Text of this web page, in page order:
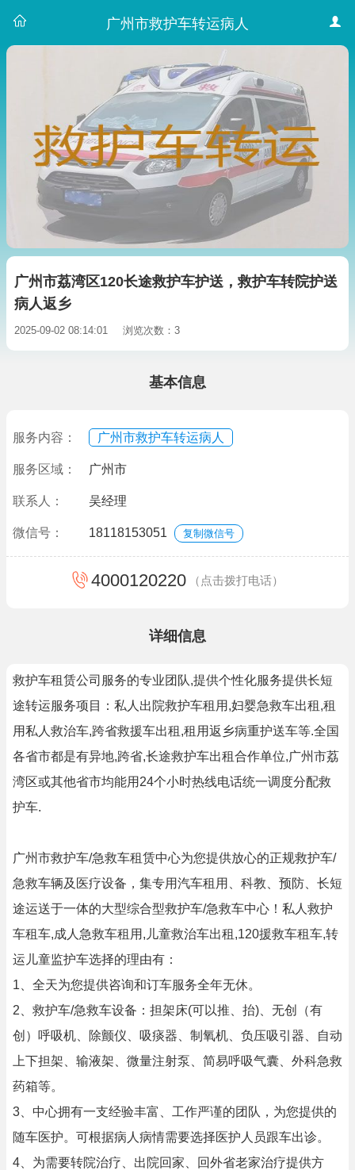
广州市救护车转运病人
广州市荔湾区120长途救护车护送，救护车转院护送
病人返乡
2025-09-02 08:14:01 浏览次数：3
基本信息
服务内容： 广州市救护车转运病人
服务区域： 广州市
联系人： 吴经理
微信号： 18118153051 复制微信号
4000120220 （点击拨打电话）
详细信息
救护车租赁公司服务的专业团队,提供个性化服务提供长短
途转运服务项目：私人出院救护车租用,妇婴急救车出租,租
用私人救治车,跨省救援车出租,租用返乡病重护送车等.全国
各省市都是有异地,跨省,长途救护车出租合作单位,广州市荔
湾区或其他省市均能用24个小时热线电话统一调度分配救
护车.
广州市救护车/急救车租赁中心为您提供放心的正规救护车/
急救车辆及医疗设备，集专用汽车租用、科教、预防、长短
途运送于一体的大型综合型救护车/急救车中心！私人救护
车租车,成人急救车租用,儿童救治车出租,120援救车租车,转
运儿童监护车选择的理由有：
1、全天为您提供咨询和订车服务全年无休。
2、救护车/急救车设备：担架床(可以推、抬)、无创（有
创）呼吸机、除颤仪、吸痰器、制氧机、负压吸引器、自动
上下担架、输液架、微量注射泵、简易呼吸气囊、外科急救
药箱等。
3、中心拥有一支经验丰富、工作严谨的团队，为您提供的
随车医护。可根据病人病情需要选择医护人员跟车出诊。
4、为需要转院治疗、出院回家、回外省老家治疗提供方